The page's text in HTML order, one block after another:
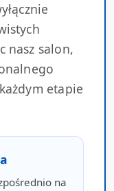
nasz salon,
etapie
na